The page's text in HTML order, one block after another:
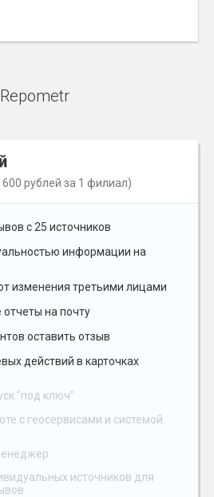
рублей за 1 филиал)
с 25 источников
информации на
изменения третьими лицами
на почту
оставить отзыв
действий в карточках
"под ключ"
с геосервисами и системой
источников для